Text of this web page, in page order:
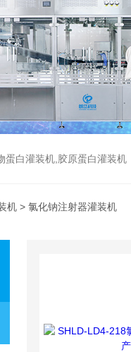
蛋白灌装机,胶原蛋白灌装机
机 > 氯化钠注射器灌装机